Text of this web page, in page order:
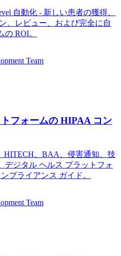
自動化 - 新しい患者の獲得、
、レビュー、および完全に自
ROI。
Team
フォームの HIPAA コン
HITECH、BAA、侵害通知、技
デジタル ヘルス プラットフォ
プライアンス ガイド。
Team